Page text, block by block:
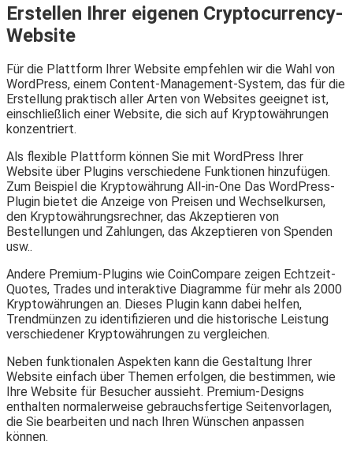
Erstellen Ihrer eigenen Cryptocurrency-
Website
Für die Plattform Ihrer Website empfehlen wir die Wahl von
WordPress, einem Content-Management-System, das für die
Erstellung praktisch aller Arten von Websites geeignet ist,
einschließlich einer Website, die sich auf Kryptowährungen
konzentriert.
Als flexible Plattform können Sie mit WordPress Ihrer
Website über Plugins verschiedene Funktionen hinzufügen.
Zum Beispiel die Kryptowährung All-in-One Das WordPress-
Plugin bietet die Anzeige von Preisen und Wechselkursen,
den Kryptowährungsrechner, das Akzeptieren von
Bestellungen und Zahlungen, das Akzeptieren von Spenden
usw..
Andere Premium-Plugins wie CoinCompare zeigen Echtzeit-
Quotes, Trades und interaktive Diagramme für mehr als 2000
Kryptowährungen an. Dieses Plugin kann dabei helfen,
Trendmünzen zu identifizieren und die historische Leistung
verschiedener Kryptowährungen zu vergleichen.
Neben funktionalen Aspekten kann die Gestaltung Ihrer
Website einfach über Themen erfolgen, die bestimmen, wie
Ihre Website für Besucher aussieht. Premium-Designs
enthalten normalerweise gebrauchsfertige Seitenvorlagen,
die Sie bearbeiten und nach Ihren Wünschen anpassen
können.